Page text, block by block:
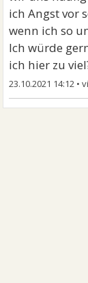
ich Angst vor
wenn ich so
Ich würde
ich hier zu
23.10.2021 14:12 •